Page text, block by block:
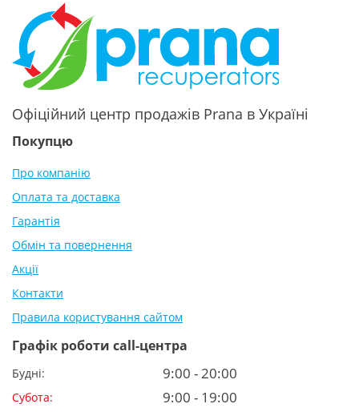
Офіційний центр продажів Prana в Україні
Покупцю
Про компанію
Оплата та доставка
Гарантія
Обмін та повернення
Акції
Контакти
Правила користування сайтом
Графік роботи call-центра
Будні:
Субота:
9:00 - 20:00
9:00 - 19:00